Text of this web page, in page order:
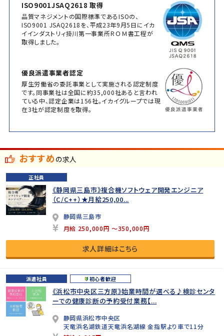
ISO9001JSAQ2618 取得
品質マネジメントの国際標準であるISOの、
ISO9001 JSAQ2618を、平成23年9月5日にイカ
イインダストリィ掛川第一事業所ＲＯＭ書工程が
取得しました。
優良派遣事業者認定
厚生労働省の委託事業として実施される認定制度
です。同事業社は全国に約35,000社あると言われ
ている中、認定企業は156社。イカイグループでは現
在3社が認定制度を取得。
おすすめの求人
正社員
《静岡県三島市》複合機ソフトウェア開発エンジニア
（C/C++）★月給250,00...
静岡県三島市
月給 250,000円 ～350,000円
求人詳細はこちら
派遣社員 初心者歓迎
《浜松市中央区三方原》始業時間が選べる♪検診センタ
ーでの健康診断の予約受付業務【...
静岡県浜松市中央区
天竜浜名湖鉄道天竜浜名湖線 金指駅より車で11分